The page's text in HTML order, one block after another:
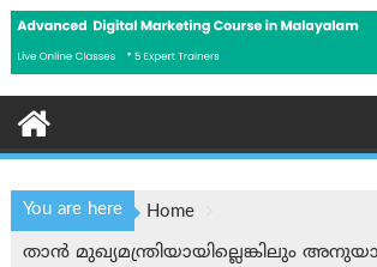
You are here
Home
താന്‍ മുഖ്യമന്ത്രിയായില്ലെങ്കിലും